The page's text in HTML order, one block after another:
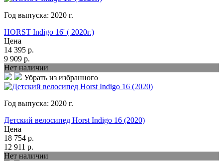
Год выпуска: 2020 г.
HORST Indigo 16' ( 2020г.)
Цена
14 395 р.
9 909 р.
Нет наличии
Убрать из избранного
Год выпуска: 2020 г.
Детский велосипед Horst Indigo 16 (2020)
Цена
18 754 р.
12 911 р.
Нет наличии